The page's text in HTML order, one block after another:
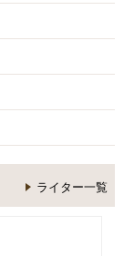
ライター一覧